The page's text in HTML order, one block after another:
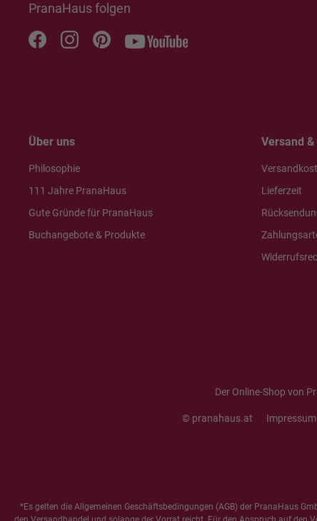
PranaHaus folgen
Über uns
Philosophie
111 Jahre PranaHaus
Gute Gründe für PranaHaus
Buchangebote & Produkte
Versand
Lieferzeit
Der Online-Shop von
© pranahaus.at Impressum
*Es gelten die Allgemeinen Geschäftsbedingungen (AGB) der PranaHaus